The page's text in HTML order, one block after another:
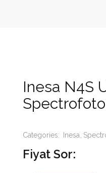
Inesa N4S
Categories: Inesa
Fiyat Sor: